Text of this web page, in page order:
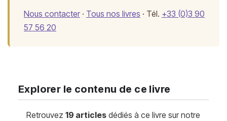
Nous contacter · Tous nos livres · Tél. +33 (0)3 90
57 56 20
Explorer le contenu de ce livre
Retrouvez 19 articles dédiés à ce livre sur notre